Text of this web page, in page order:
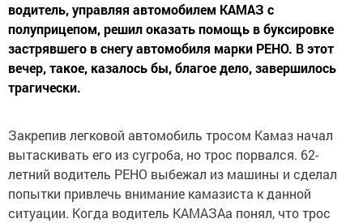
водитель, управляя автомобилем КАМАЗ с
полуприцепом, решил оказать помощь в буксировке
застрявшего в снегу автомобиля марки РЕНО. В этот
вечер, такое, казалось бы, благое дело, завершилось
трагически.
Закрепив легковой автомобиль тросом Камаз начал
вытаскивать его из сугроба, но трос порвался. 62-
летний водитель РЕНО выбежал из машины и сделал
попытки привлечь внимание камазиста к данной
ситуации. Когда водитель КАМАЗАа понял, что трос